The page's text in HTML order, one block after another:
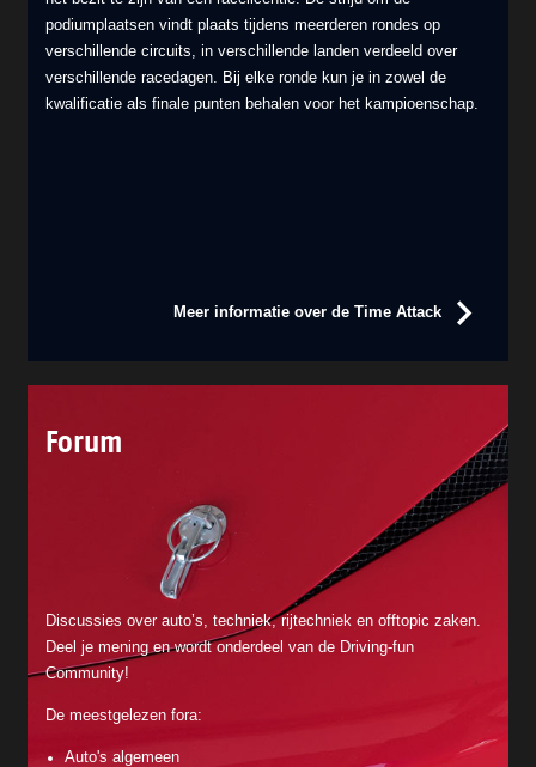
podiumplaatsen vindt plaats tijdens meerderen rondes op
verschillende circuits, in verschillende landen verdeeld over
verschillende racedagen. Bij elke ronde kun je in zowel de
kwalificatie als finale punten behalen voor het kampioenschap.
Meer informatie over de Time Attack
Forum
Discussies over auto’s, techniek, rijtechniek en offtopic zaken.
Deel je mening en wordt onderdeel van de Driving-fun
Community!
De meestgelezen fora:
Auto's algemeen